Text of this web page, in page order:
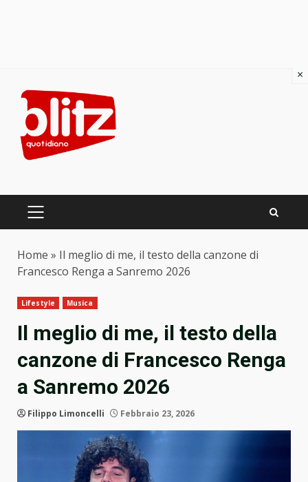
content
PRIMARY
Home » Il meglio di me, il testo della canzone di
Francesco Renga a Sanremo 2026
Lifestyle Musica
Il meglio di me, il testo della
canzone di Francesco Renga
a Sanremo 2026
Filippo Limoncelli Febbraio 23, 2026
×